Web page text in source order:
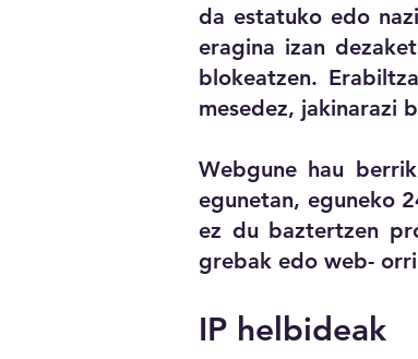
da estatuko edo
eragina izan
blokeatzen.
mesedez, jakinarazi
Webgune hau
egunetan, eguneko
ez du baztertzen
grebak edo web-
IP helbideak